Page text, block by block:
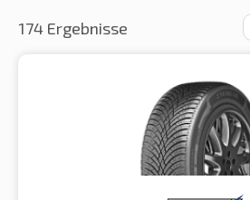
174 Ergebnisse